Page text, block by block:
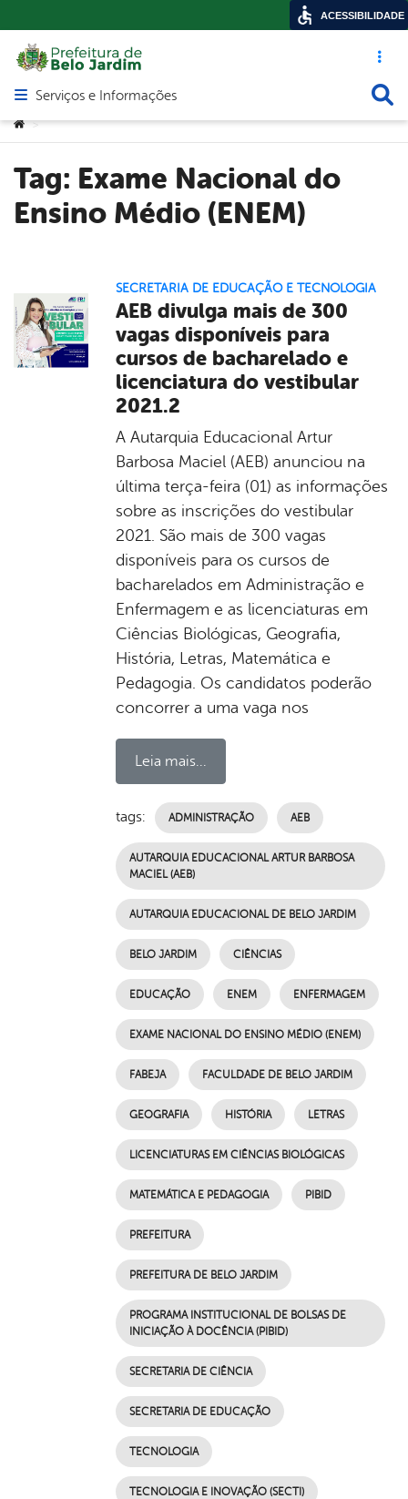
Acesso
Abrir menu principal de navegação
Serviços e Informações
Você está aqui:
>
Tag: Exame Nacional do
Ensino Médio (ENEM)
SECRETARIA DE EDUCAÇÃO E TECNOLOGIA
AEB divulga mais de 300
vagas disponíveis para
cursos de bacharelado e
licenciatura do vestibular
2021.2
A Autarquia Educacional Artur
Barbosa Maciel (AEB) anunciou na
última terça-feira (01) as informações
sobre as inscrições do vestibular
2021. São mais de 300 vagas
disponíveis para os cursos de
bacharelados em Administração e
Enfermagem e as licenciaturas em
Ciências Biológicas, Geografia,
História, Letras, Matemática e
Pedagogia. Os candidatos poderão
concorrer a uma vaga nos
Leia mais...
tags: ADMINISTRAÇÃO AEB
AUTARQUIA EDUCACIONAL ARTUR BARBOSA
MACIEL (AEB)
AUTARQUIA EDUCACIONAL DE BELO JARDIM
BELO JARDIM CIÊNCIAS
EDUCAÇÃO ENEM ENFERMAGEM
EXAME NACIONAL DO ENSINO MÉDIO (ENEM)
FABEJA FACULDADE DE BELO JARDIM
GEOGRAFIA HISTÓRIA LETRAS
LICENCIATURAS EM CIÊNCIAS BIOLÓGICAS
MATEMÁTICA E PEDAGOGIA PIBID
PREFEITURA
PREFEITURA DE BELO JARDIM
PROGRAMA INSTITUCIONAL DE BOLSAS DE
INICIAÇÃO À DOCÊNCIA (PIBID)
SECRETARIA DE CIÊNCIA
SECRETARIA DE EDUCAÇÃO
TECNOLOGIA
TECNOLOGIA E INOVAÇÃO (SECTI)
ACESSIBILIDADE